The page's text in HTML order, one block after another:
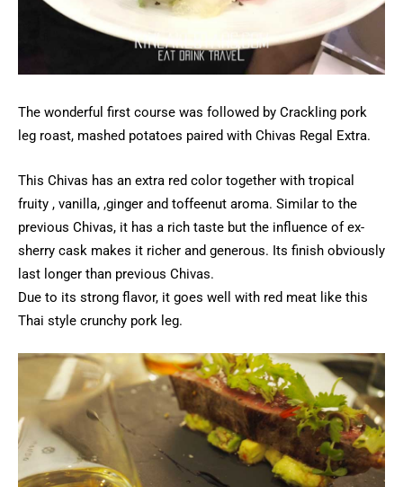
The wonderful first course was followed by Crackling pork
leg roast, mashed potatoes paired with Chivas Regal Extra.
This Chivas has an extra red color together with tropical
fruity , vanilla, ,ginger and toffeenut aroma. Similar to the
previous Chivas, it has a rich taste but the influence of ex-
sherry cask makes it richer and generous. Its finish obviously
last longer than previous Chivas.
Due to its strong flavor, it goes well with red meat like this
Thai style crunchy pork leg.